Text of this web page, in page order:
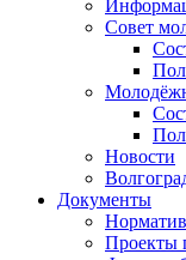
Совет
Новости
Документы
Проекты